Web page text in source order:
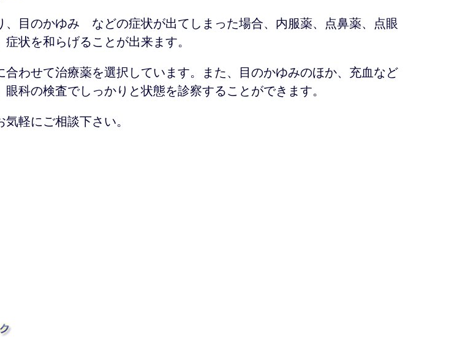
、目のかゆみ などの症状が出てしまった場合、内服薬、点鼻薬、点眼
状を和らげることが出来ます。
合わせて治療薬を選択しています。また、目のかゆみのほか、充血など
科の検査でしっかりと状態を診察することができます。
軽にご相談下さい。